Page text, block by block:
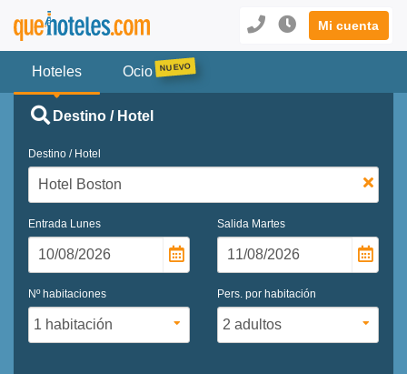
Mi cuenta
Hoteles Ocio
Destino / Hotel
Destino / Hotel
Entrada Lunes Salida Martes
Nº habitaciones Pers. por habitación